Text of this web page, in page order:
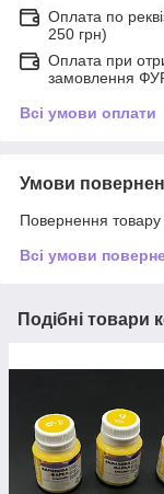
Оплата по
250 грн)
Оплата при
замовлення
Всі умови оплати
Умови
Повернення товару
Всі умови
Подібні товари